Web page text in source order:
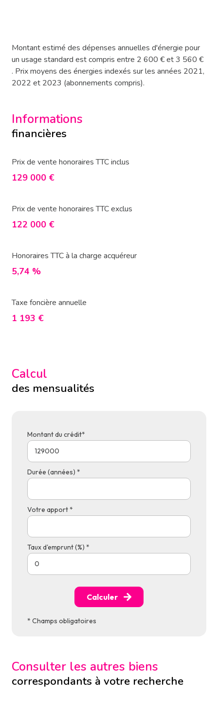
Montant estimé des dépenses annuelles d'énergie pour
un usage standard est compris entre 2 600 € et 3 560 €
. Prix moyens des énergies indexés sur les années 2021,
2022 et 2023 (abonnements compris).
Informations
financières
Prix de vente honoraires TTC inclus
129 000 €
Prix de vente honoraires TTC exclus
122 000 €
Honoraires TTC à la charge acquéreur
5,74 %
Taxe foncière annuelle
1 193 €
Calcul
des mensualités
Montant du crédit*
Durée (années) *
Votre apport *
Taux d'emprunt (%) *
Calculer
* Champs obligatoires
Consulter les autres biens
correspondants à votre recherche